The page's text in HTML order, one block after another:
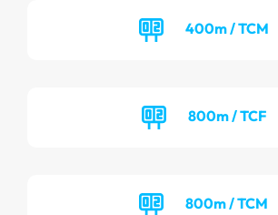
400m / TCM
800m / TCF
800m / TCM